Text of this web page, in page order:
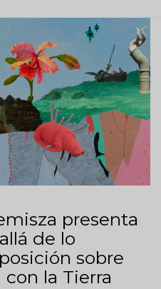
presenta
de lo
sobre
la Tierra